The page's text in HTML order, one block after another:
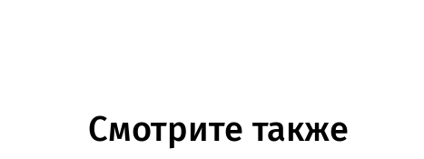
Смотрите также